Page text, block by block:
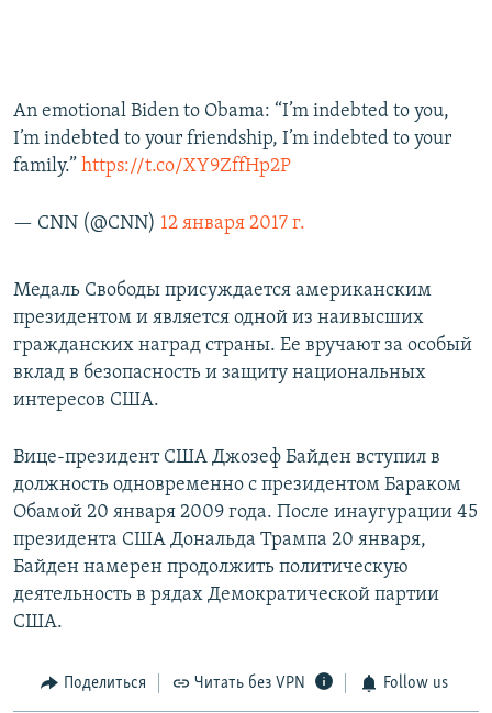
An emotional Biden to Obama: “I’m indebted to you,
I’m indebted to your friendship, I’m indebted to your
family.” https://t.co/XY9ZffHp2P
— CNN (@CNN) 12 января 2017 г.
Медаль Свободы присуждается американским
президентом и является одной из наивысших
гражданских наград страны. Ее вручают за особый
вклад в безопасность и защиту национальных
интересов США.
Вице-президент США Джозеф Байден вступил в
должность одновременно с президентом Бараком
Обамой 20 января 2009 года. После инаугурации 45
президента США Дональда Трампа 20 января,
Байден намерен продолжить политическую
деятельность в рядах Демократической партии
США.
Поделиться Читать без VPN Follow us